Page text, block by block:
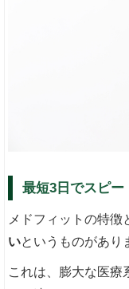
最短3日でスピー
メドフィットの特徴
いというものがあり
これは、膨大な医療